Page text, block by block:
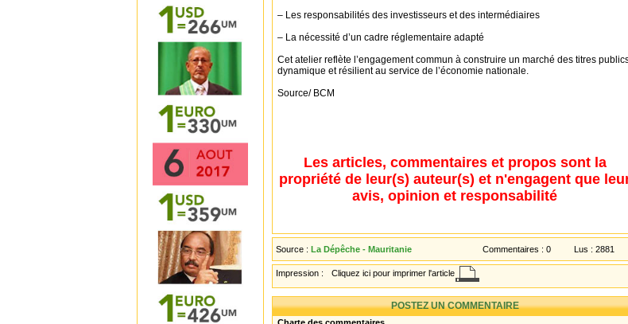
– Les responsabilités des investisseurs et des intermédiaires
– La nécessité d’un cadre réglementaire adapté
Cet atelier reflète l’engagement commun à construire un marché des titres
dynamique et résilient au service de l’économie nationale.
Source/ BCM
Les articles, commentaires et propos sont la
propriété de leur(s) auteur(s) et n'engagent que
avis, opinion et responsabilité
Source : La Dépêche - Mauritanie Commentaires : 0 Lus : 2881
Impression : Cliquez ici pour imprimer l'article
POSTEZ UN COMMENTAIRE